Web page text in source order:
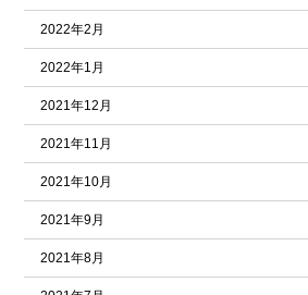
2022年2月
2022年1月
2021年12月
2021年11月
2021年10月
2021年9月
2021年8月